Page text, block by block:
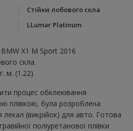
Стійки лобового скла
LLumar Platinum
X1 M Sport 2016
скла.
м. (1.22)
процес обклеювання
плівкою, була розроблена
лекал (викрійок) для авто. Готова
поліуретанової плівки